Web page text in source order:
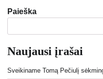
Paieška
Naujausi įrašai
Sveikiname Tomą Pečiulį